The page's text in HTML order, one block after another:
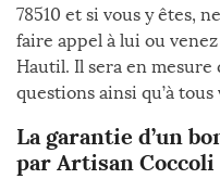
78510 et si vous y êtes,
faire appel à lui ou
Hautil. Il sera en
questions ainsi qu’à tous
La garantie d’un
par Artisan Coccoli